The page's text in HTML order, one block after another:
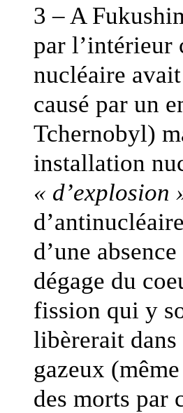
3 – A
par l’intérieur
nucléaire
causé par un
Tchernobyl)
installation
« d’explosion
d’une
dégage du
fission qui y
libèrerait
gazeux
des morts par